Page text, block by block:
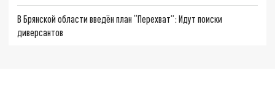
В Брянской области введён план “Перехват”: Идут поиски
диверсантов